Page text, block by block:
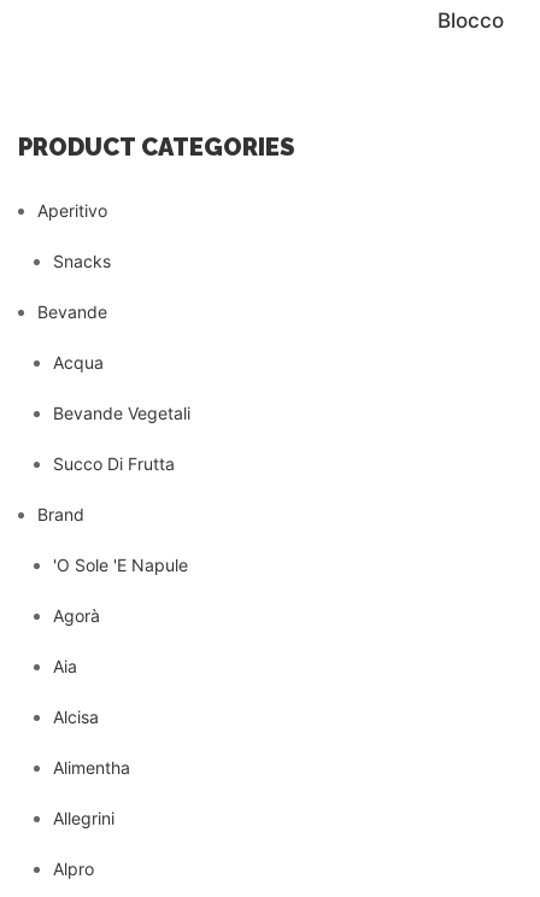
PRODUCT CATEGORIES
Aperitivo
Snacks
Bevande
Acqua
Bevande Vegetali
Succo Di Frutta
Brand
'O Sole 'E Napule
Agorà
Aia
Alcisa
Alimentha
Allegrini
Alpro